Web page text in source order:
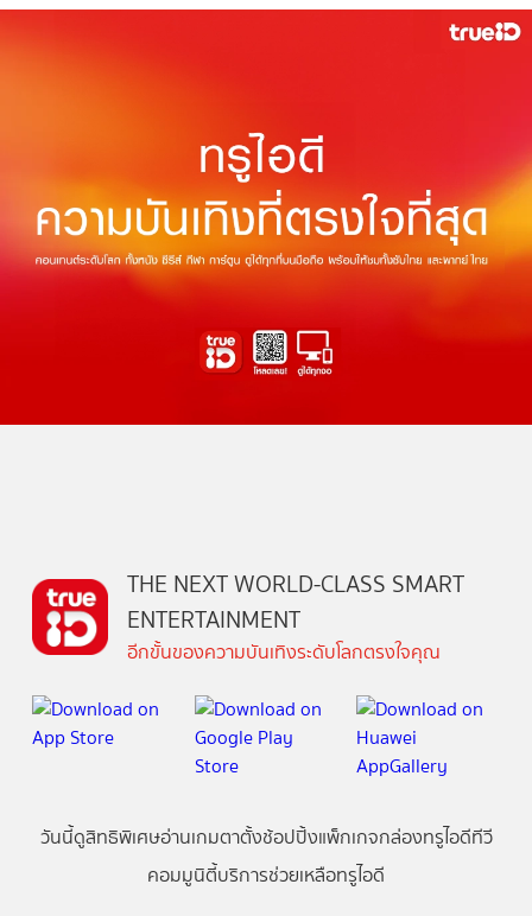
THE NEXT WORLD-CLASS SMART
ENTERTAINMENT
อีกขั้นของความบันเทิงระดับโลกตรงใจคุณ
วันนี้ดูสิทธิพิเศษอ่านเกมตาตั้งช้อปปิ้งแพ็กเกจกล่องทรูไอดีทีวี
คอมมูนิตี้บริการช่วยเหลือทรูไอดี